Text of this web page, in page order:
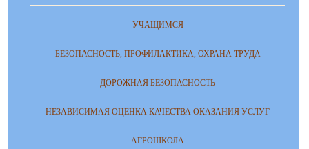
УЧАЩИМСЯ
БЕЗОПАСНОСТЬ, ПРОФИЛАКТИКА, ОХРАНА ТРУДА
ДОРОЖНАЯ БЕЗОПАСНОСТЬ
НЕЗАВИСИМАЯ ОЦЕНКА КАЧЕСТВА ОКАЗАНИЯ УСЛУГ
АГРОШКОЛА